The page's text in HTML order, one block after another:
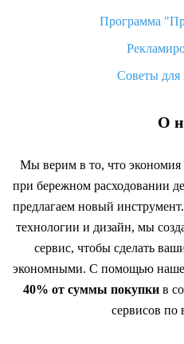
Программа
Советы для
О
Мы верим в то, что экономия
при бережном расходовании
предлагаем новый
технологии и дизайн, мы
сервис, чтобы сделать
экономными. С помощью
40% от суммы покупкив
сервисов по